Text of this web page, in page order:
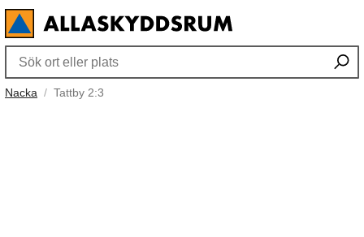
Nacka Tattby 2:3